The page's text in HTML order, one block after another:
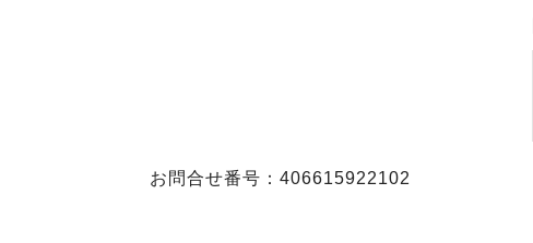
お問合せ番号：406615922102